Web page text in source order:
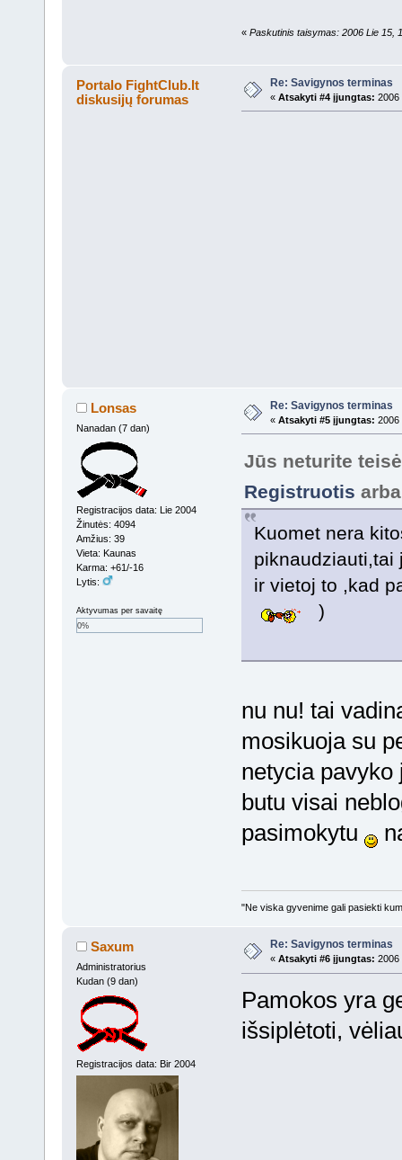
« Paskutinis taisymas: 2006 Lie 15,
Portalo FightClub.lt
diskusijų forumas
Re: Savigynos terminas
« Atsakyti #4 įjungtas: 2006
Lonsas
Nanadan (7 dan)
Registracijos data: Lie 2004
Žinutės: 4094
Amžius: 39
Vieta: Kaunas
Karma: +61/-16
Lytis:
Aktyvumas per savaitę
0%
Re: Savigynos terminas
« Atsakyti #5 įjungtas: 2006
Jūs neturite
Registruotis
Kuomet nera
piknaudziauti,tai
ir vietoj to ,kad
)
nu nu! tai
mosikuoja su
netycia
butu visai
pasimokytu
"Ne viska gyvenime gali pasiekti
Saxum
Administratorius
Kudan (9 dan)
Registracijos data: Bir 2004
Re: Savigynos terminas
« Atsakyti #6 įjungtas: 2006
Pamokos yra
išsiplėtoti,